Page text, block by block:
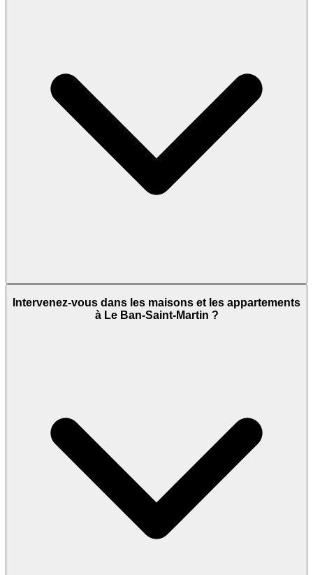
Intervenez-vous dans les maisons et les appartements
à Le Ban-Saint-Martin ?